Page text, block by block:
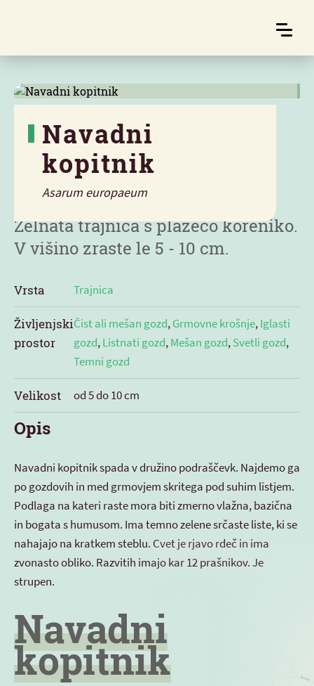
Navadni
kopitnik
Asarum europaeum
Značilnosti
Zelnata trajnica s plazečo koreniko.
V višino zraste le 5 - 10 cm.
Vrsta Trajnica
Življenjski
prostor
Čist ali mešan gozd,Grmovne krošnje,Iglasti
gozd,Listnati gozd,Mešan gozd,Svetli gozd,
Temni gozd
Velikost od 5 do 10 cm
Opis
Navadni kopitnik spada v družino podraščevk. Najdemo ga
po gozdovih in med grmovjem skritega pod suhim listjem.
Podlaga na kateri raste mora biti zmerno vlažna, bazična
in bogata s humusom. Ima temno zelene srčaste liste, ki se
nahajajo na kratkem steblu. Cvet je rjavo rdeč in ima
zvonasto obliko. Razvitih imajo kar 12 prašnikov. Je
strupen.
Navadni
kopitnik